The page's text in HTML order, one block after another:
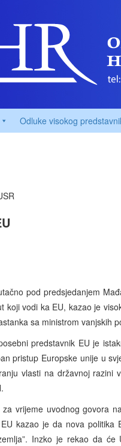
Odluke visokog
pod predsjedanjem
koji vodi ka EU, kazao je
sa ministrom vanjskih
predstavnik EU je
pristup Europske unije u
vlasti na državnoj razini
vrijeme uvodnog govora
kazao je da nova
Inzko je rekao da